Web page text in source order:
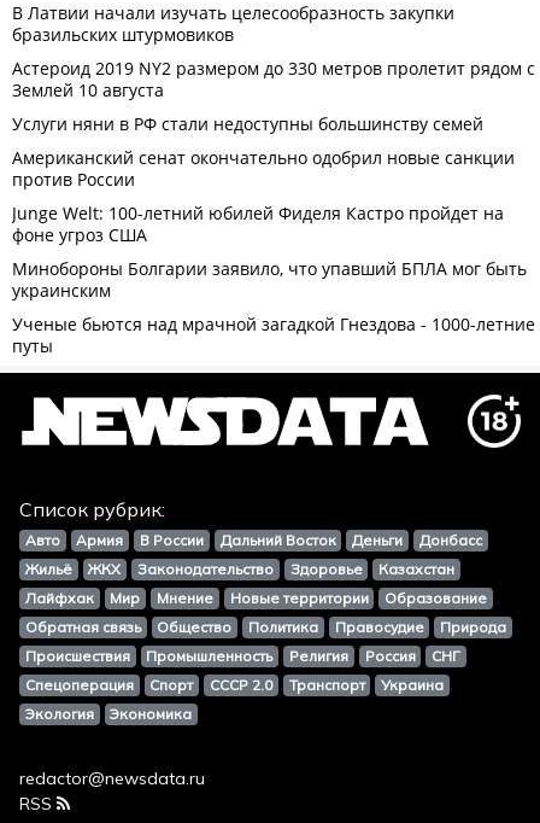
Список рубрик:
Авто Армия В России Дальний Восток Деньги
Донбасс
Жильё
ЖКХ Законодательство Здоровье
Казахстан
Лайфхак
Мир Мнение Новые территории
Образование
Обратная связь
Общество Политика Правосудие
Природа
Происшествия
Промышленность Религия Россия
СНГ
Спецоперация
Спорт СССР 2.0 Транспорт
Украина
Экология
Экономика
redactor@newsdata.ru
RSS